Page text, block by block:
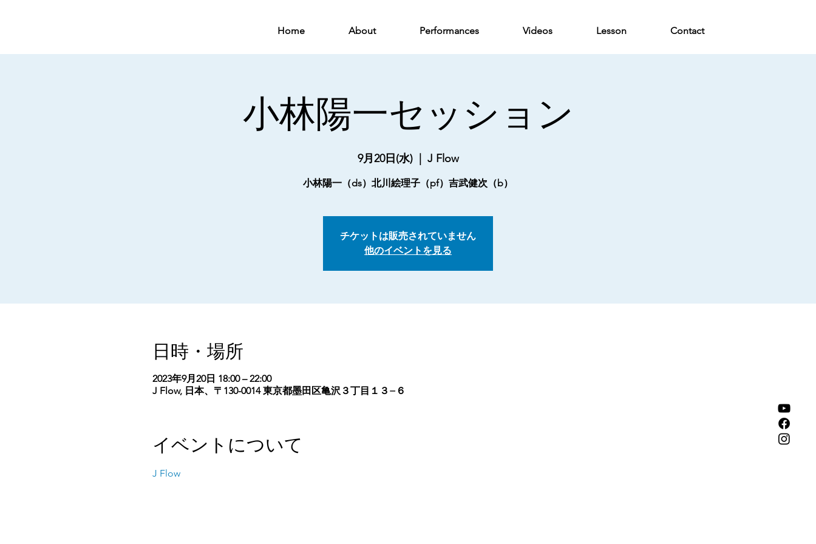
Home About Performances Videos Lesson Contact
小林陽一セッション
9月20日(水)
  |
J Flow
小林陽一（ds）北川絵理子（pf）吉武健次（b）
チケットは販売されていません
他のイベントを見る
日時・場所
2023年9月20日 18:00 – 22:00
J Flow, 日本、〒130-0014 東京都墨田区亀沢３丁目１３−６
イベントについて
J Flow